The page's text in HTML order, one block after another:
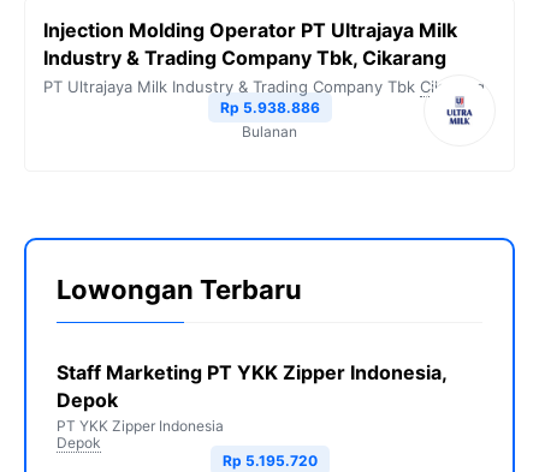
Injection Molding Operator PT Ultrajaya Milk
Industry & Trading Company Tbk, Cikarang
PT Ultrajaya Milk Industry & Trading Company Tbk Cikarang
Rp 5.938.886
Bulanan
Lowongan Terbaru
Staff Marketing PT YKK Zipper Indonesia,
Depok
PT YKK Zipper Indonesia
Depok
Rp 5.195.720